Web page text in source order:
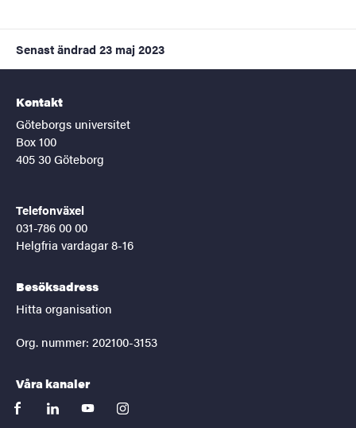
Senast ändrad 23 maj 2023
Kontakt
Göteborgs universitet
Box 100
405 30 Göteborg
Telefonväxel
031-786 00 00
Helgfria vardagar 8-16
Besöksadress
Hitta organisation
Org. nummer: 202100-3153
Våra kanaler
facebooklinkedinyoutubeinstagram